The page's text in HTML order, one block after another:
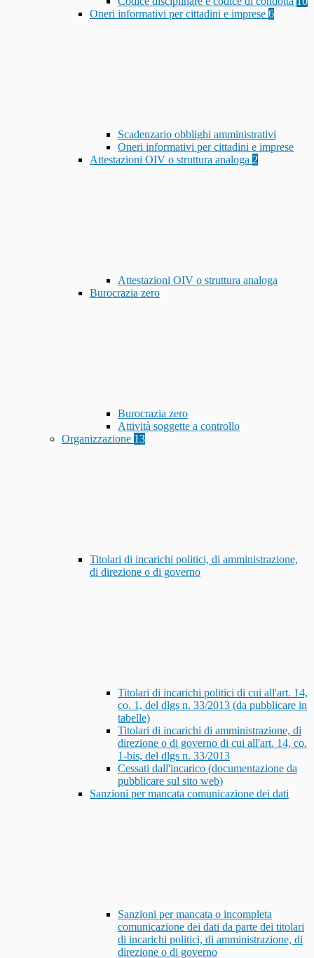
Oneri informativi per cittadini e imprese 6
Scadenzario obblighi amministrativi
Oneri informativi per cittadini e imprese
Attestazioni OIV o struttura analoga 2
Attestazioni OIV o struttura analoga
Burocrazia zero
Burocrazia zero
Attività soggette a controllo
Organizzazione 13
Titolari di incarichi politici, di amministrazione,
di direzione o di governo
Titolari di incarichi politici di cui all'art. 14,
co. 1, del dlgs n. 33/2013 (da pubblicare in
tabelle)
Titolari di incarichi di amministrazione, di
direzione o di governo di cui all'art. 14, co.
1-bis, del dlgs n. 33/2013
Cessati dall'incarico (documentazione da
pubblicare sul sito web)
Sanzioni per mancata comunicazione dei dati
Sanzioni per mancata o incompleta
comunicazione dei dati da parte dei titolari
di incarichi politici, di amministrazione, di
direzione o di governo